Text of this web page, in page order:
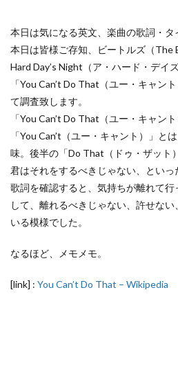
本日は気になる英文、楽曲の歌詞・タ
本日は皆様ご存知、ビートルズ（The
Hard Day’s Night（ア・ハード・デイ
「You Can’t Do That（ユー・キャン
て調査致します。
「You Can’t Do That（ユー・キャン
「You Can’t（ユー・キャント）」と
味。後半の「Do That（ドゥ・ザット
君はそれをするべきじゃない、といっ
歌詞を確認すると、気持ちが離れて
して、離れるべきじゃない、許せな
いる模様でした。
なるほど、メモメモ。
[link] : You Can’t Do That – Wikipedia